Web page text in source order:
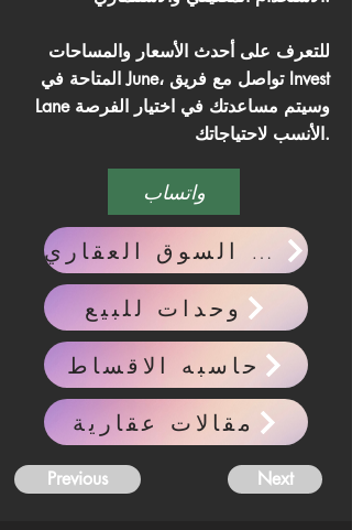
للتعرف على أحدث الأسعار والمساحات
المتاحة في June، تواصل مع فريق Invest
Lane وسيتم مساعدتك في اختيار الفرصة
الأنسب لاحتياجاتك.
واتساب
احدث اخبار السوق العقاري
وحدات للبيع
حاسبه الاقساط
مقالات عقارية
Previous Next